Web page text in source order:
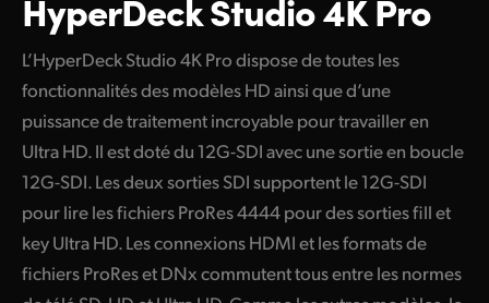
L’HyperDeck Studio 4K Pro dispose de toutes les
fonctionnalités des modèles HD ainsi que d’une
puissance de traitement incroyable pour travailler en
Ultra HD. Il est doté du 12G-SDI avec une sortie en boucle
12G-SDI. Les deux sorties SDI supportent le 12G-SDI
pour lire les fichiers ProRes 4444 pour des sorties fill et
key Ultra HD. Les connexions HDMI et les formats de
fichiers ProRes et DNx commutent tous entre les normes